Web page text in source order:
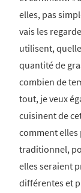
elles, pas
vais les
utilisent,
quantité de
combien de
tout, je veux
cuisinent de
comment elles
traditionnel,
elles seraient
différentes et